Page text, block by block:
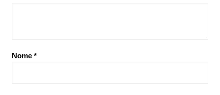
Nome *